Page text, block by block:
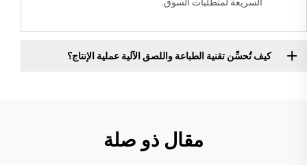
كيف تُحسِّن تقنية الطباعة واللصق الآلية عملية الإنتاج؟
مقال ذو صلة